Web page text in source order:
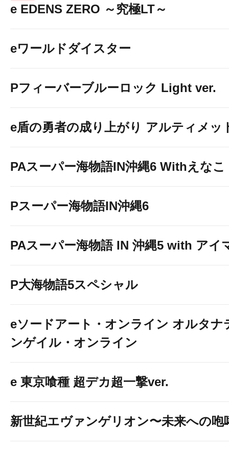
e EDENS ZERO ～究極LT～
eワールドダイスター
Pフィーバーブルーロック Light ver.
e盾の勇者の成り上がり アルティメッ
PAスーパー海物語IN沖縄6 Withえなこ
Pスーパー海物語IN沖縄6
PAスーパー海物語 IN 沖縄5 with アイ
P大海物語5スペシャル
eソードアート・オンライン オルタナ
ンゲイル・オンライン
e 東京喰種 超デカ超一撃ver.
新世紀エヴァンゲリオン〜未来への咆